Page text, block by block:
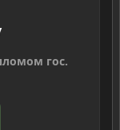
гос.